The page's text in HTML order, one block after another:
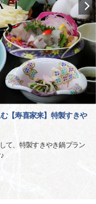
【寿喜家来】特製すきや
て、特製すきやき鍋プラン